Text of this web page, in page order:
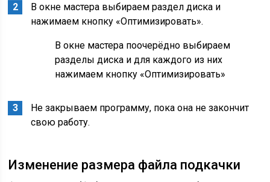
В окне мастера выбираем раздел диска и
нажимаем кнопку «Оптимизировать».
В окне мастера поочерёдно выбираем
разделы диска и для каждого из них
нажимаем кнопку «Оптимизировать»
Не закрываем программу, пока она не закончит
свою работу.
Изменение размера файла подкачки